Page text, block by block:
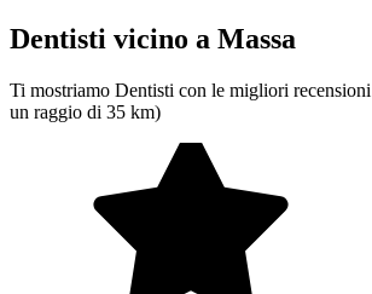
Dentisti vicino a Massa
Ti mostriamo Dentisti con le migliori
un raggio di 35 km)